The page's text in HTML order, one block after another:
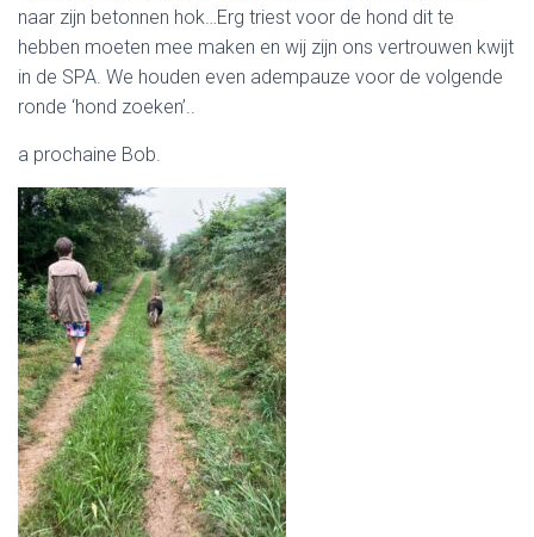
naar zijn betonnen hok…Erg triest voor de hond dit te
hebben moeten mee maken en wij zijn ons vertrouwen kwijt
in de SPA. We houden even adempauze voor de volgende
ronde ‘hond zoeken’..
a prochaine Bob.